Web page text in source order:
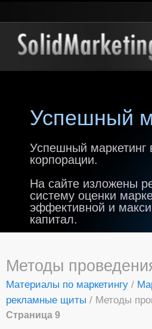
Успешный
Успешный маркетинг
корпорации.
На сайте изложены
систему оценки
эффективной и
капитал.
Методы
Материалы по маркетингу /
рекламные щиты / Методы
Страница 9